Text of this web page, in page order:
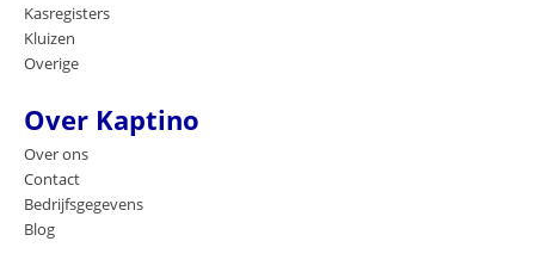
Kasregisters
Kluizen
Overige
Over Kaptino
Over ons
Contact
Bedrijfsgegevens
Blog